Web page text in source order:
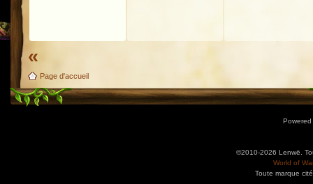
«
Page d'accueil
©2010-2026 Lenwë.
World of
Toute marque